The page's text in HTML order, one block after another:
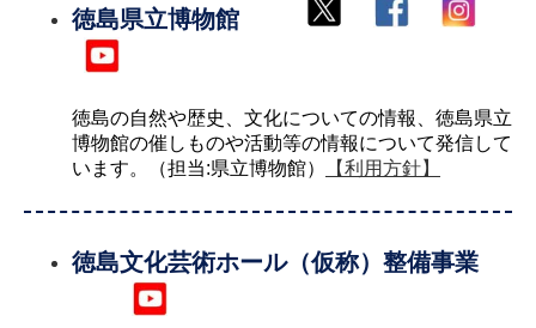
徳島県立博物館
徳島の自然や歴史、文化についての情報、徳島県立
博物館の催しものや活動等の情報について発信して
います。（担当:県立博物館）
【利用方針】
徳島文化芸術ホール（仮称）整備事業